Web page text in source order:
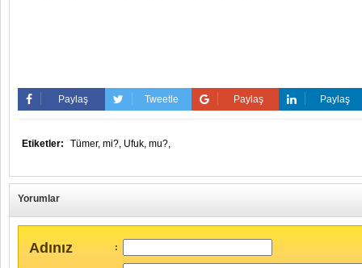
Paylaş Tweetle Paylaş Paylaş
Etiketler: Tümer, mi?, Ufuk, mu?,
Yorumlar
Adınız :